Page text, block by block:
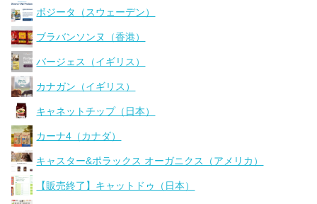
ボジータ（スウェーデン）
ブラバンソンヌ（香港）
バージェス（イギリス）
カナガン（イギリス）
キャネットチップ（日本）
カーナ4（カナダ）
キャスター&ポラックス オーガニクス（アメリカ）
【販売終了】キャットドゥ（日本）